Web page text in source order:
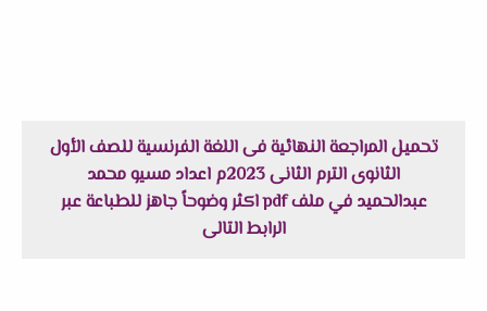
تحميل المراجعة النهائية فى اللغة الفرنسية للصف الأول
الثانوى الترم الثانى 2023م اعداد مسيو محمد
عبدالحميد في ملف pdf اكثر وضوحاً جاهز للطباعة عبر
الرابط التالى